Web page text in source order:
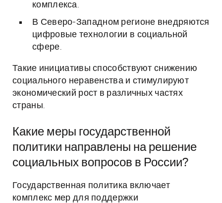
комплекса.
В Северо-Западном регионе внедряются
цифровые технологии в социальной
сфере.
Такие инициативы способствуют снижению
социального неравенства и стимулируют
экономический рост в различных частях
страны.
Какие меры государственной
политики направлены на решение
социальных вопросов в России?
Государственная политика включает
комплекс мер для поддержки